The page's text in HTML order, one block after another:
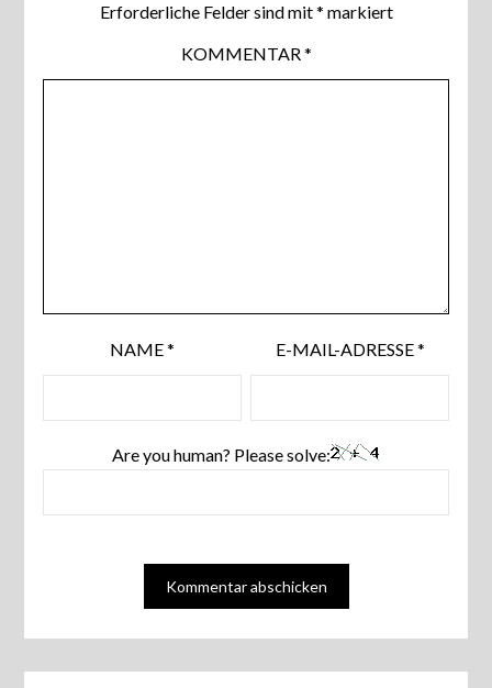
Erforderliche Felder sind mit* markiert
KOMMENTAR*
NAME* E-MAIL-ADRESSE*
Are you human? Please solve: